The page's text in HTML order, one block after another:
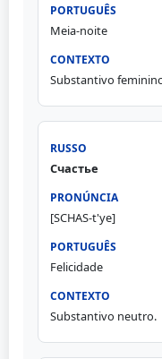
Meia-noite
Substantivo
Счастье
[SCHAS-t'ye]
Felicidade
Substantivo neutro.